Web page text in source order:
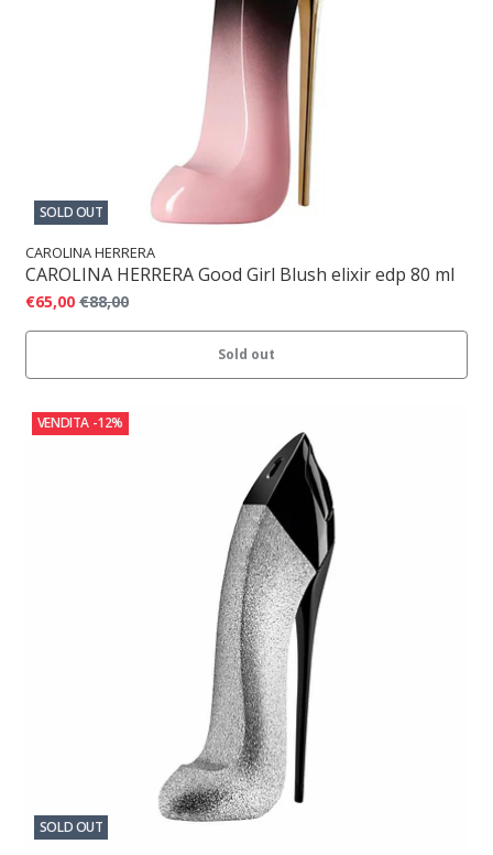
SOLD OUT
CAROLINA HERRERA
CAROLINA HERRERA Good Girl Blush elixir edp 80 ml
€65,00 €88,00
Sold out
VENDITA -12%
SOLD OUT